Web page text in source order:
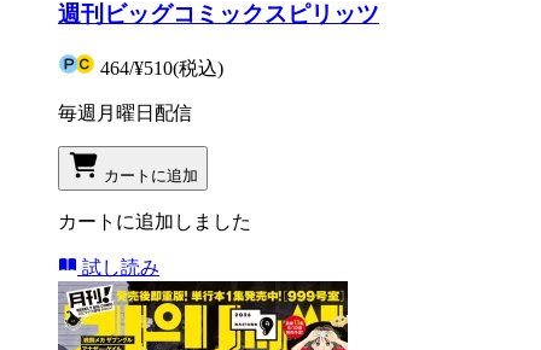
週刊ビッグコミックスピリッツ
464/¥510(税込)
毎週月曜日配信
カートに追加
カートに追加しました
試し読み